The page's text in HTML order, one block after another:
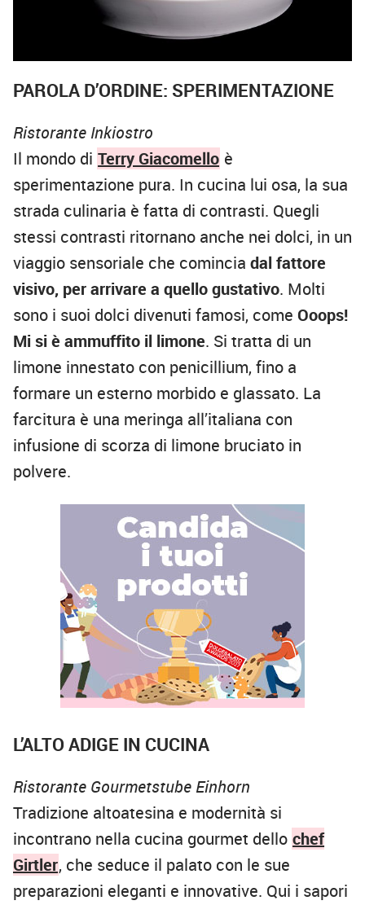
PAROLA D’ORDINE: SPERIMENTAZIONE
Ristorante Inkiostro
Il mondo di Terry Giacomello è
sperimentazione pura. In cucina lui osa, la sua
strada culinaria è fatta di contrasti. Quegli
stessi contrasti ritornano anche nei dolci, in un
viaggio sensoriale che comincia dal fattore
visivo, per arrivare a quello gustativo. Molti
sono i suoi dolci divenuti famosi, come Ooops!
Mi si è ammuffito il limone. Si tratta di un
limone innestato con penicillium, fino a
formare un esterno morbido e glassato. La
farcitura è una meringa all’italiana con
infusione di scorza di limone bruciato in
polvere.
L’ALTO ADIGE IN CUCINA
Ristorante Gourmetstube Einhorn
Tradizione altoatesina e modernità si
incontrano nella cucina gourmet dello chef
Girtler, che seduce il palato con le sue
preparazioni eleganti e innovative. Qui i sapori